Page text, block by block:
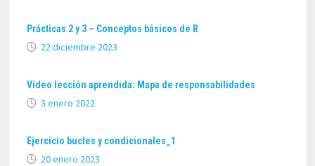
Prácticas 2 y 3 – Conceptos básicos de R
22 diciembre 2023
Video lección aprendida: Mapa de responsabilidades
3 enero 2022
Ejercicio bucles y condicionales_1
20 enero 2023